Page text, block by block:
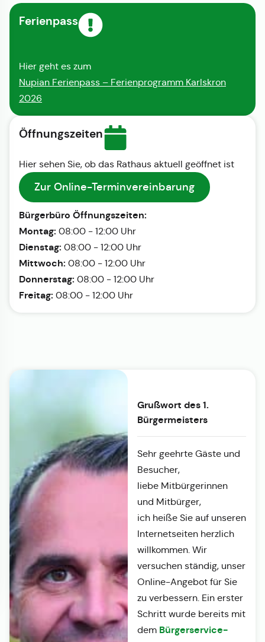
Ferienpass
Hier geht es zum
Nupian Ferienpass – Ferienprogramm Karlskron
2026
Öffnungszeiten
Hier sehen Sie, ob das Rathaus aktuell geöffnet ist
Zur Online-Terminvereinbarung
Bürgerbüro Öffnungszeiten:
Montag: 08:00 - 12:00 Uhr
Dienstag: 08:00 - 12:00 Uhr
Mittwoch: 08:00 - 12:00 Uhr
Donnerstag: 08:00 - 12:00 Uhr
Freitag: 08:00 - 12:00 Uhr
Grußwort des 1.
Bürgermeisters
Sehr geehrte Gäste und
Besucher,
liebe Mitbürgerinnen
und Mitbürger,
ich heiße Sie auf unseren
Internetseiten herzlich
willkommen. Wir
versuchen ständig, unser
Online-Angebot für Sie
zu verbessern. Ein erster
Schritt wurde bereits mit
dem Bürgerservice-